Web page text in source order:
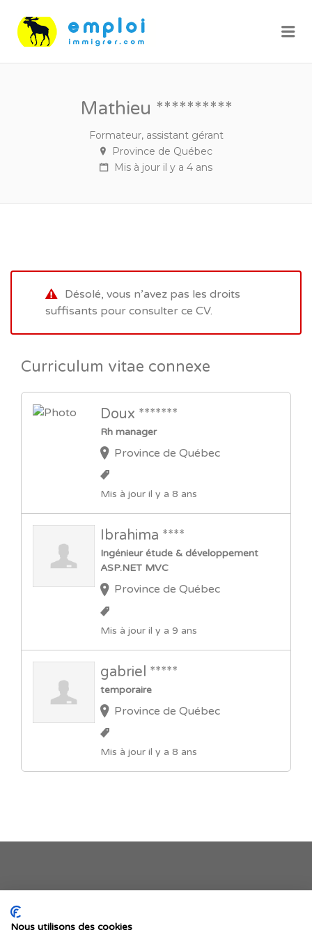
Mathieu **********
Formateur, assistant gérant
Province de Québec
Mis à jour il y a 4 ans
Désolé, vous n’avez pas les droits
suffisants pour consulter ce CV.
Curriculum vitae connexe
Doux *******
Rh manager
Province de Québec
Mis à jour il y a 8 ans
Ibrahima ****
Ingénieur étude & développement
ASP.NET MVC
Province de Québec
Mis à jour il y a 9 ans
gabriel *****
temporaire
Province de Québec
Mis à jour il y a 8 ans
Je publie mon offre
Nous utilisons des cookies